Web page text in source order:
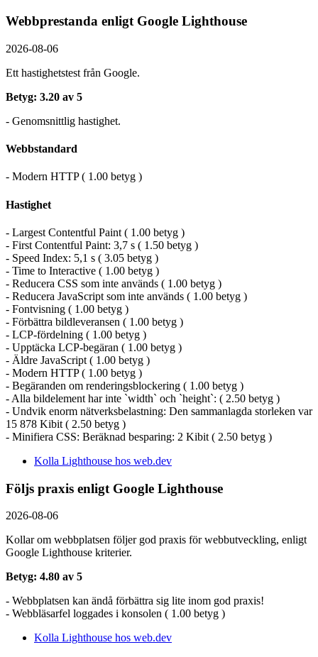
Webbprestanda enligt Google Lighthouse
2026-08-06
Ett hastighetstest från Google.
Betyg: 3.20 av 5
- Genomsnittlig hastighet.
Webbstandard
- Modern HTTP ( 1.00 betyg )
Hastighet
- Largest Contentful Paint ( 1.00 betyg )
- First Contentful Paint: 3,7 s ( 1.50 betyg )
- Speed Index: 5,1 s ( 3.05 betyg )
- Time to Interactive ( 1.00 betyg )
- Reducera CSS som inte används ( 1.00 betyg )
- Reducera JavaScript som inte används ( 1.00 betyg )
- Fontvisning ( 1.00 betyg )
- Förbättra bildleveransen ( 1.00 betyg )
- LCP-fördelning ( 1.00 betyg )
- Upptäcka LCP-begäran ( 1.00 betyg )
- Äldre JavaScript ( 1.00 betyg )
- Modern HTTP ( 1.00 betyg )
- Begäranden om renderingsblockering ( 1.00 betyg )
- Alla bildelement har inte `width` och `height`: ( 2.50 betyg )
- Undvik enorm nätverksbelastning: Den sammanlagda storleken var
15 878 Kibit ( 2.50 betyg )
- Minifiera CSS: Beräknad besparing: 2 Kibit ( 2.50 betyg )
Kolla Lighthouse hos web.dev
Följs praxis enligt Google Lighthouse
2026-08-06
Kollar om webbplatsen följer god praxis för webbutveckling, enligt
Google Lighthouse kriterier.
Betyg: 4.80 av 5
- Webbplatsen kan ändå förbättra sig lite inom god praxis!
- Webbläsarfel loggades i konsolen ( 1.00 betyg )
Kolla Lighthouse hos web.dev